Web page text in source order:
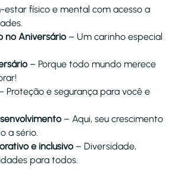
estar físico e mental com acesso a
no Aniversário– Um carinho especial
– Porque todo mundo merece
Proteção e segurança para você e
– Aqui, seu crescimento
a sério.
e inclusivo– Diversidade,
para todos.